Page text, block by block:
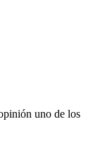
uno de los